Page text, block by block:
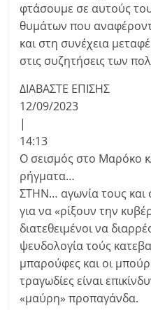
φτάσουμε σε αυτούς
θυμάτων που
και στη συνέχεια
στις συζητήσεις των
ΔΙΑΒΑΣΤΕ ΕΠΙΣΗΣ
12/09/2023
|
14:13
Ο σεισμός στο Μαρόκο
ρήγματα…
ΣΤΗΝ… αγωνία τους και
για να «ρίξουν την
διατεθειμένοι να
ψευδολογία τούς
μπαρούφες και οι
τραγωδίες είναι
«μαύρη» προπαγάνδα.